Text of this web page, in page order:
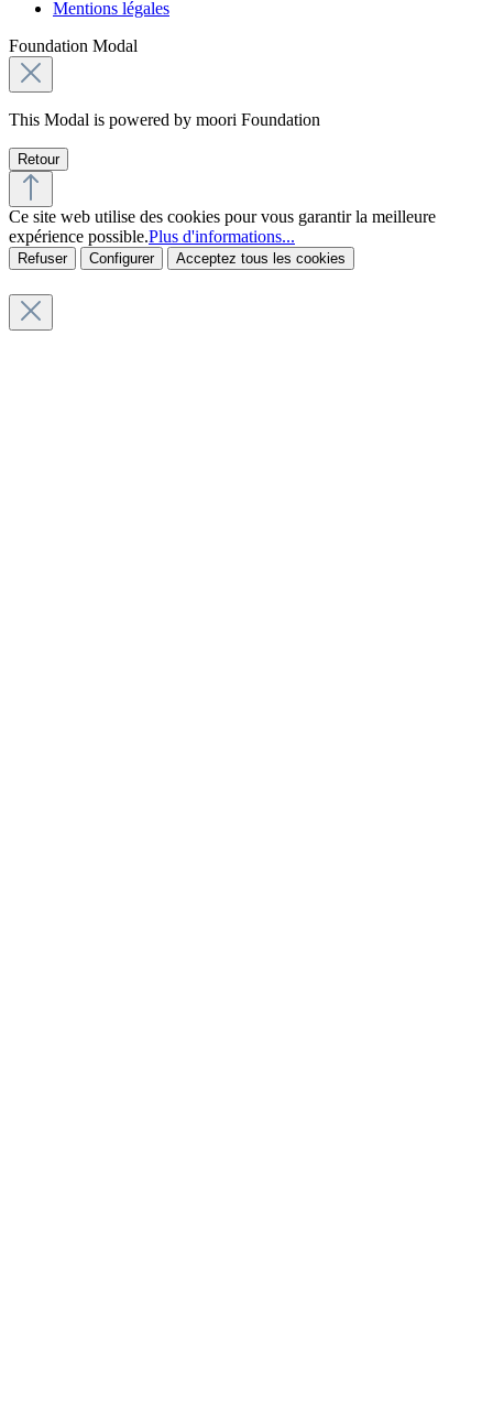
Mentions légales
Foundation Modal
This Modal is powered by moori Foundation
Retour
Ce site web utilise des cookies pour vous garantir la meilleure
expérience possible.Plus d'informations...
Refuser Configurer Acceptez tous les cookies